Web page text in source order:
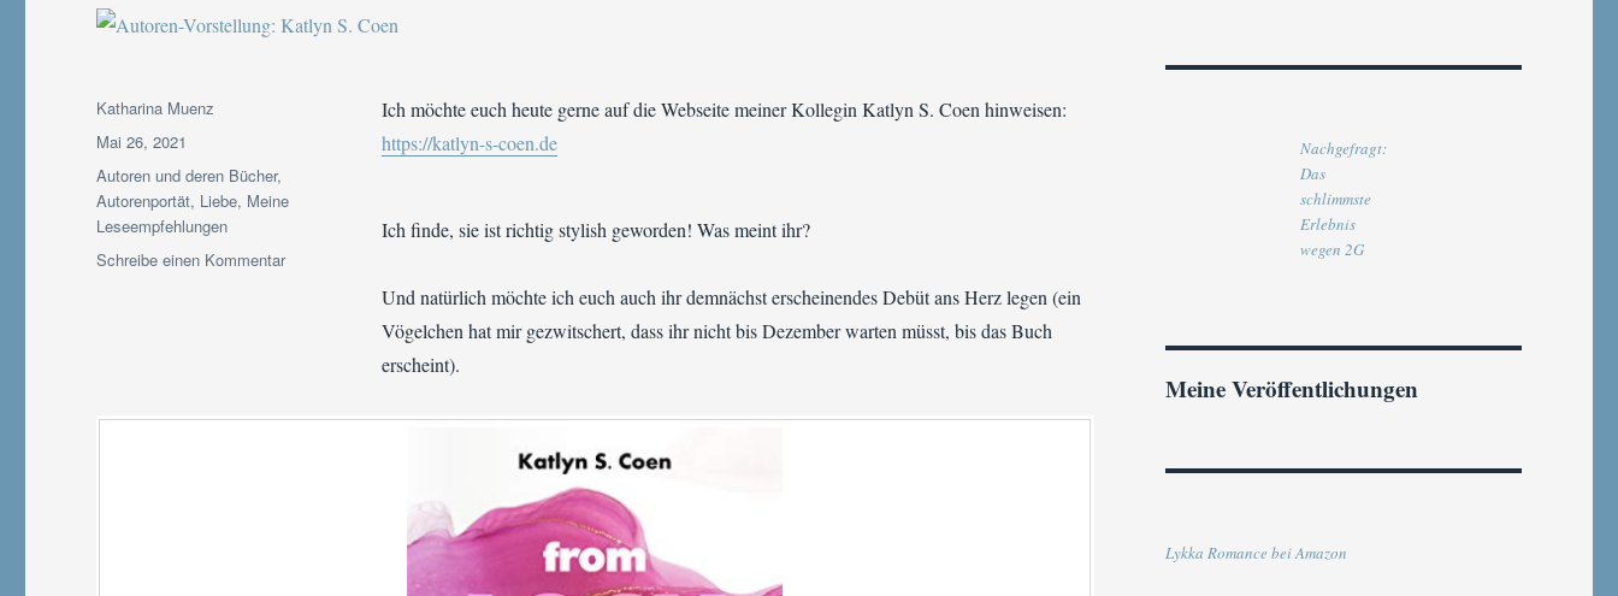
Ich möchte euch heute gerne auf die Webseite meiner Kollegin Katlyn S. Coen hinweisen:
https://katlyn-s-coen.de
Ich finde, sie ist richtig stylish geworden! Was meint ihr?
Und natürlich möchte ich euch auch ihr demnächst erscheinendes Debüt ans Herz legen (ein
Vögelchen hat mir gezwitschert, dass ihr nicht bis Dezember warten müsst, bis das Buch
erscheint).
Autor
Katharina Muenz
Veröffentlicht
am
Mai 26, 2021
Kategorien
Autoren und deren Bücher,
Autorenportät, Liebe, Meine
Leseempfehlungen
Schreibe einen Kommentarzu
Nachgefragt:
Das
schlimmste
Erlebnis
wegen 2G
Meine Veröffentlichungen
Lykka Romance bei Amazon